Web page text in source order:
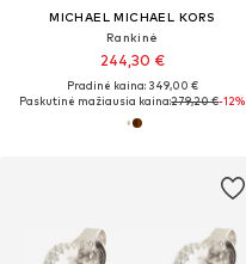
MICHAEL MICHAEL KORS
Rankinė
244,30 €
Pradinė kaina: 349,00 €
Paskutinė mažiausia kaina:279,20 €-12%